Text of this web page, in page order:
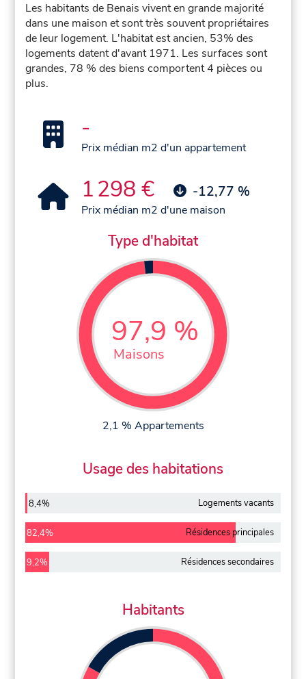
Les habitants de Benais vivent en grande majorité
dans une maison et sont très souvent propriétaires
de leur logement. L'habitat est ancien, 53% des
logements datent d'avant 1971. Les surfaces sont
grandes, 78 % des biens comportent 4 pièces ou
plus.
-
Prix médian m2 d'un appartement
1 298 € -12,77 %
Prix médian m2 d'une maison
Type d'habitat
97,9 %
Maisons
2,1 % Appartements
Usage des habitations
8,4% Logements vacants
82,4% Résidences principales
9,2% Résidences secondaires
Habitants